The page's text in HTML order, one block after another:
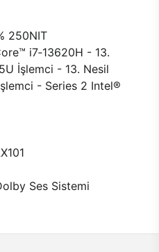
250NIT
i7‑13620H - 13.
İşlemci - 13. Nesil
- Series 2 Intel®
Ses Sistemi